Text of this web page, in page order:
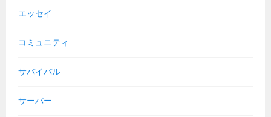
エッセイ
コミュニティ
サバイバル
サーバー